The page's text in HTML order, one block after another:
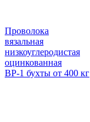
Проволока
вязальная
низкоуглеродистая
оцинкованная
ВР-1 бухты от 400 кг